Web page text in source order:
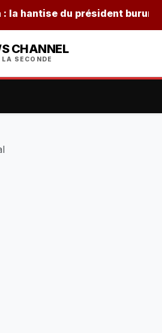
hantise du président
CHANNEL
SECONDE